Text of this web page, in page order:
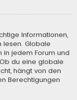
Informationen,
Globale
jedem Forum und
du eine globale
hängt von den
Berechtigungen